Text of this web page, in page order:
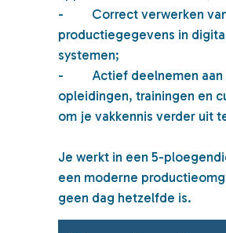
-
Correct verwerken
productiegegevens in
systemen;
-
Actief deelnemen aan
opleidingen, trainingen en
om je vakkennis verder uit
Je werkt in een 5-
een moderne
geen dag hetzelfde is.